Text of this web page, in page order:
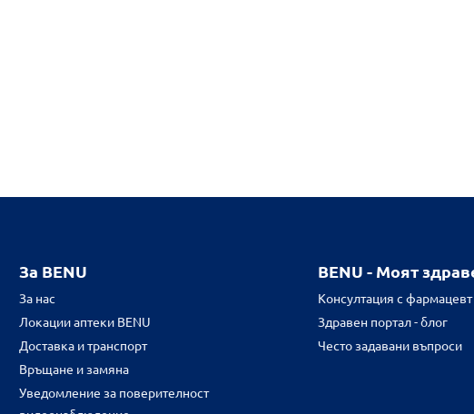
За BENU
За нас
Локации аптеки BENU
Доставка и транспорт
Връщане и замяна
Уведомление за поверителност
BENU - Моят
Консултация с фармацевт
Здравен портал - блог
Често задавани въпроси